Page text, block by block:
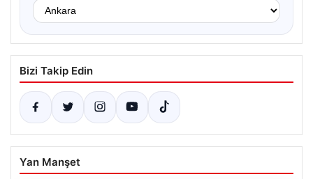
Bizi Takip Edin
Yan Manşet